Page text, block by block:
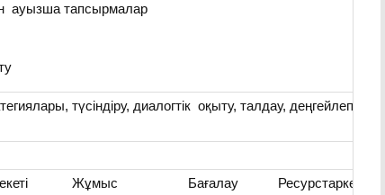
ауызша тапсырмалар
түсіндіру, диалогтік оқыту, талдау, деңгейлеп
Жұмыс
Бағалау Ресурстаркөрнекі-